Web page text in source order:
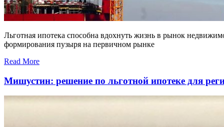
Льготная ипотека способна вдохнуть жизнь в рынок
формирования пузыря на первичном рынке
Read More
Мишустин: решение по льготной ипотеке для